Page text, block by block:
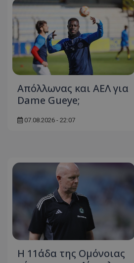
Απόλλωνας και ΑΕΛ για
Dame Gueye;
07.08.2026 - 22:07
Η 11άδα της Ομόνοιας